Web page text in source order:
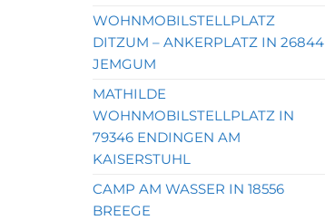
WOHNMOBILSTELLPLATZ
DITZUM – ANKERPLATZ IN 26844
JEMGUM
MATHILDE
WOHNMOBILSTELLPLATZ IN
79346 ENDINGEN AM
KAISERSTUHL
CAMP AM WASSER IN 18556
BREEGE